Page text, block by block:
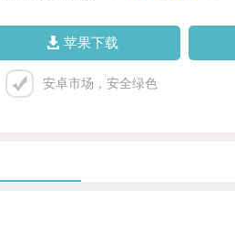
苹果下载
安卓市场，安全绿色